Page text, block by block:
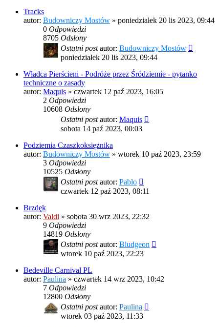
Tracks
autor: Budowniczy Mostów » poniedziałek 20 lis 2023, 09:44
0 Odpowiedzi
8705 Odsłony
Ostatni postautor: Budowniczy Mostów
poniedziałek 20 lis 2023, 09:44
Władca Pierścieni - Podróże przez Śródziemie - pytanko
techniczne o zasady
autor: Maquis » czwartek 12 paź 2023, 16:05
2 Odpowiedzi
10608 Odsłony
Ostatni postautor: Maquis
sobota 14 paź 2023, 00:03
Podziemia Czaszkoksiężnika
autor: Budowniczy Mostów » wtorek 10 paź 2023, 23:59
3 Odpowiedzi
10525 Odsłony
Ostatni postautor: Pablo
czwartek 12 paź 2023, 08:11
Brzdęk
autor: Valdi » sobota 30 wrz 2023, 22:32
9 Odpowiedzi
14819 Odsłony
Ostatni postautor: Bludgeon
wtorek 10 paź 2023, 22:23
Bedeville Carnival PL
autor: Paulina » czwartek 14 wrz 2023, 10:42
7 Odpowiedzi
12800 Odsłony
Ostatni postautor: Paulina
wtorek 03 paź 2023, 11:33